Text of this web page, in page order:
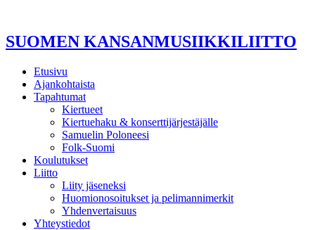
SUOMEN KANSANMUSIIKKILIITTO
Etusivu
Ajankohtaista
Tapahtumat
Kiertueet
Kiertuehaku & konserttijärjestäjälle
Samuelin Poloneesi
Folk-Suomi
Koulutukset
Liitto
Liity jäseneksi
Huomionosoitukset ja pelimannimerkit
Yhdenvertaisuus
Yhteystiedot